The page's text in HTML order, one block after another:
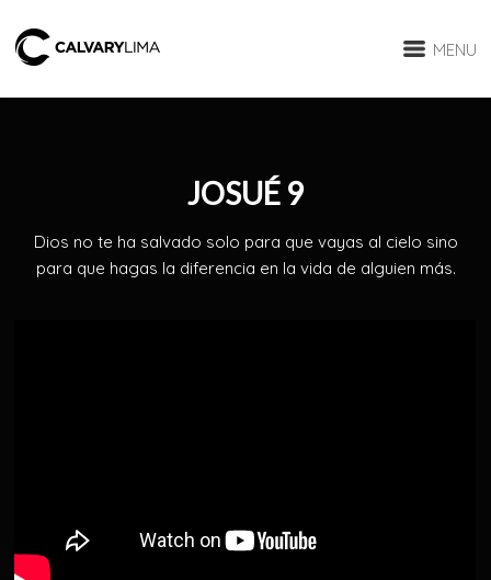
MENU
JOSUÉ 9
Dios no te ha salvado solo para que vayas al cielo sino
para que hagas la diferencia en la vida de alguien más.